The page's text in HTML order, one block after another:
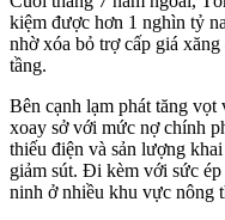
kiệm được hơn 1 nghìn tỷ
nhờ xóa bỏ trợ cấp giá
tầng.
Bên cạnh lạm phát tăng
xoay sở với mức nợ chính
thiếu điện và sản lượng
giảm sút. Đi kèm với sức
ninh ở nhiều khu vực nông